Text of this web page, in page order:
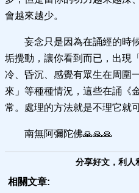
會越來越少。
妄念只是因為在誦經的時
垢攪動，讓你看到而已，出現
冷、昏沉、感覺有眾生在周圍
來」等種種情況，這些在誦《
常。處理的方法就是不理它就
南無阿彌陀佛🙏🙏🙏
分享好文，利人
相關文章: